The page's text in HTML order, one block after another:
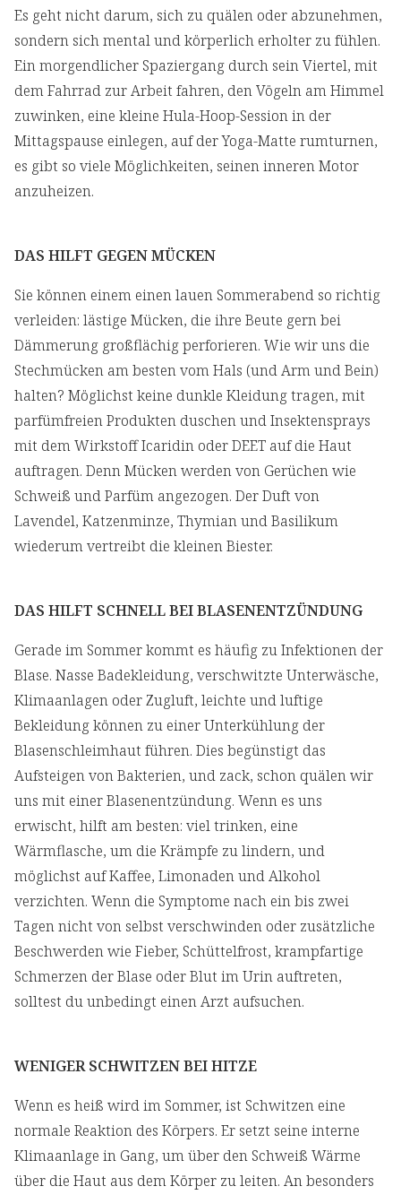
Es geht nicht darum, sich zu quälen oder abzunehmen,
sondern sich mental und körperlich erholter zu fühlen.
Ein morgendlicher Spaziergang durch sein Viertel, mit
dem Fahrrad zur Arbeit fahren, den Vögeln am Himmel
zuwinken, eine kleine Hula-Hoop-Session in der
Mittagspause einlegen, auf der Yoga-Matte rumturnen,
es gibt so viele Möglichkeiten, seinen inneren Motor
anzuheizen.
DAS HILFT GEGEN MÜCKEN
Sie können einem einen lauen Sommerabend so richtig
verleiden: lästige Mücken, die ihre Beute gern bei
Dämmerung großflächig perforieren. Wie wir uns die
Stechmücken am besten vom Hals (und Arm und Bein)
halten? Möglichst keine dunkle Kleidung tragen, mit
parfümfreien Produkten duschen und Insektensprays
mit dem Wirkstoff Icaridin oder DEET auf die Haut
auftragen. Denn Mücken werden von Gerüchen wie
Schweiß und Parfüm angezogen. Der Duft von
Lavendel, Katzenminze, Thymian und Basilikum
wiederum vertreibt die kleinen Biester.
DAS HILFT SCHNELL BEI BLASENENTZÜNDUNG
Gerade im Sommer kommt es häufig zu Infektionen der
Blase. Nasse Badekleidung, verschwitzte Unterwäsche,
Klimaanlagen oder Zugluft, leichte und luftige
Bekleidung können zu einer Unterkühlung der
Blasenschleimhaut führen. Dies begünstigt das
Aufsteigen von Bakterien, und zack, schon quälen wir
uns mit einer Blasenentzündung. Wenn es uns
erwischt, hilft am besten: viel trinken, eine
Wärmflasche, um die Krämpfe zu lindern, und
möglichst auf Kaffee, Limonaden und Alkohol
verzichten. Wenn die Symptome nach ein bis zwei
Tagen nicht von selbst verschwinden oder zusätzliche
Beschwerden wie Fieber, Schüttelfrost, krampfartige
Schmerzen der Blase oder Blut im Urin auftreten,
solltest du unbedingt einen Arzt aufsuchen.
WENIGER SCHWITZEN BEI HITZE
Wenn es heiß wird im Sommer, ist Schwitzen eine
normale Reaktion des Körpers. Er setzt seine interne
Klimaanlage in Gang, um über den Schweiß Wärme
über die Haut aus dem Körper zu leiten. An besonders